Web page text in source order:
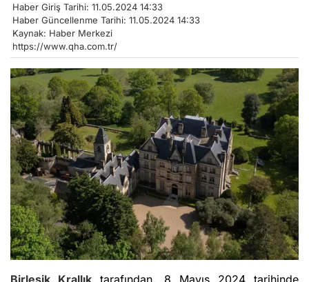
Haber Giriş Tarihi: 11.05.2024 14:33
Haber Güncellenme Tarihi: 11.05.2024 14:33
Kaynak: Haber Merkezi
https://www.qha.com.tr/